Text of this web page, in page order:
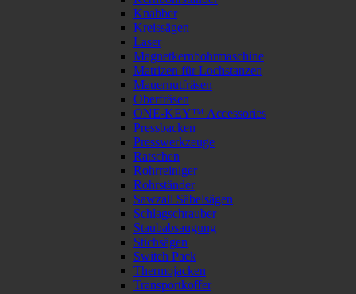
Knabber
Kreissägen
Laser
Magnetkernbohrmaschine
Matrizen für Lochstanzen
Mauernutfräsen
Oberfräsen
ONE-KEY™ Accessories
Pressbacken
Presswerkzeuge
Ratschen
Rohrreiniger
Rohrständer
Sawzall Säbelsägen
Schlagschrauber
Staubabsaugung
Stichsägen
Switch Pack
Thermojacken
Transportkoffer